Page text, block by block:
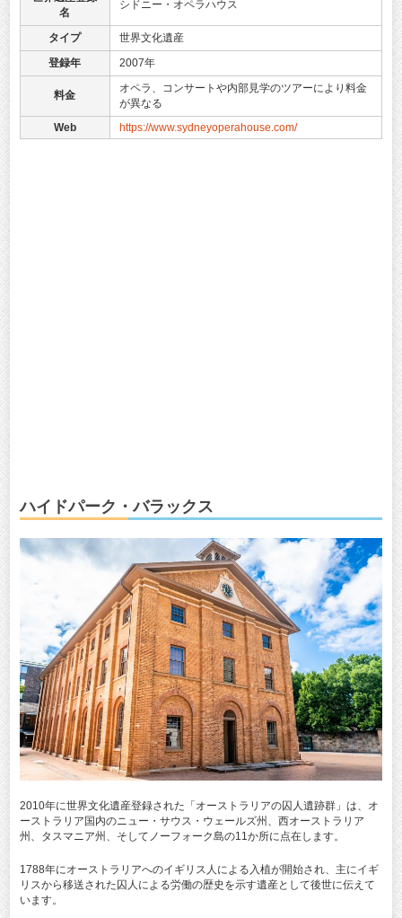
名
シドニー・オペラハウス
タイプ
世界文化遺産
登録年
2007年
料金
オペラ、コンサートや内部見学のツアーにより料金
が異なる
Web
https://www.sydneyoperahouse.com/
ハイドパーク・バラックス
2010年に世界文化遺産登録された「オーストラリアの囚人遺跡群」は、オ
ーストラリア国内のニュー・サウス・ウェールズ州、西オーストラリア
州、タスマニア州、そしてノーフォーク島の11か所に点在します。
1788年にオーストラリアへのイギリス人による入植が開始され、主にイギ
リスから移送された囚人による労働の歴史を示す遺産として後世に伝えて
います。